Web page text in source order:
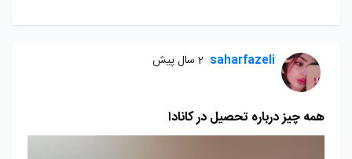
saharfazeli 2 سال پیش
همه چیز درباره تحصیل در کانادا